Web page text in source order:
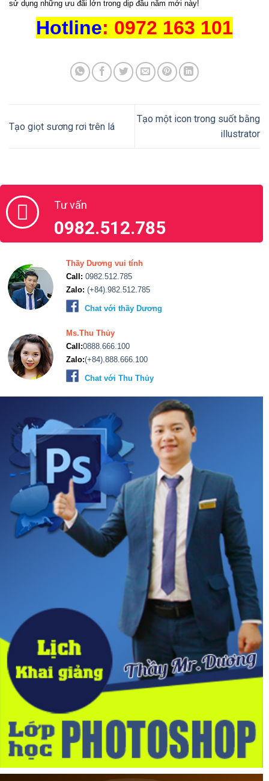
sử dụng những ưu đãi lớn trong dịp đầu năm mới này!
Hotline: 0972 163 101
Tạo giọt sương rơi trên lá
Tạo một icon trong suốt bằng
illustrator
Tư vấn
0982.512.785
Thầy Dương vui tính
Call: 0982.512.785
Zalo: (+84).982.512.785
Chat với thầy Dương
Ms.Thu Thủy
Call:0888.666.100
Zalo:(+84).888.666.100
Chat với Thu Thủy